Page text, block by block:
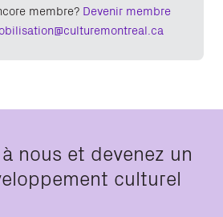
membre? Devenir membre
nous et devenez un
culturel